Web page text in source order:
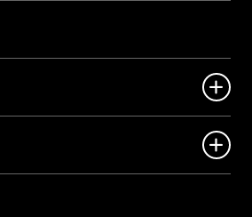

